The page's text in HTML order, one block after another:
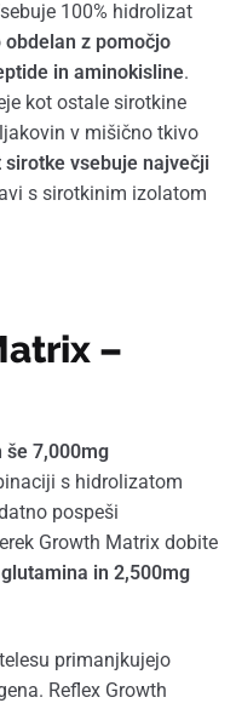
100% hidrolizat
obdelan z pomočjo
in aminokisline.
kot ostale sirotkine
v mišično tkivo
sirotke vsebuje največji
s sirotkinim izolatom
–
še 7,000mg
s hidrolizatom
pospeši
Growth Matrix dobite
in 2,500mg
primanjkujejo
Reflex Growth